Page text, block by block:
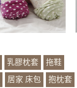
乳膠枕套 拖鞋
居家 床包 抱枕套